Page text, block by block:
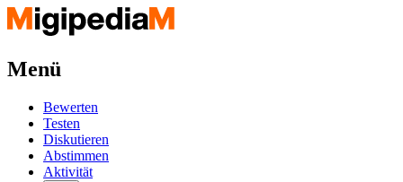
Menü
Bewerten
Testen
Diskutieren
Abstimmen
Aktivität